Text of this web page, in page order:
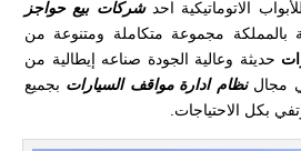
الاتوماتيكية احدشركات بيع حواجز
بالمملكة مجموعة متكاملة ومتنوعة من
حديثة وعالية الجودة صناعه إيطالية من
مجالنظام ادارة مواقف السيارات بجميع
بكل الاحتياجات.